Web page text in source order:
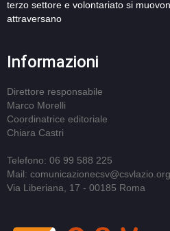
terzo settore e volontariato si
attraversano
Informazioni
Direttore responsabile
Marco Morelli
Coordinatrice editoriale
Chiara Castri
Telefono: 06 99 588 225
Mail: comunicazionecsv@csvlazio.org
Via Liberiana, 17 - 00185 Roma